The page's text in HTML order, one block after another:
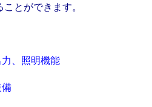
とができます。
力、照明機能
備